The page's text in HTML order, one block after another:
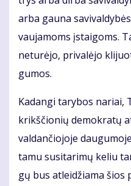
ar­ba gau­na
vau­ja­moms įstai­goms.
ne­tu­rė­jo, pri­va­lė­jo
gu­mos.
Ka­dan­gi ta­ry­bos na­riai,
krikš­čio­nių de­mok­ra­tų
val­dan­čio­jo­je
ta­mu su­si­ta­ri­mų ke­liu
gų bus at­lei­džia­ma